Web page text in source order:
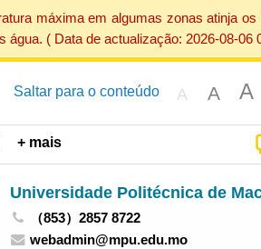
máxima em algumas zonas atinja os
( Data de actualização: 2026-08-06
Saltar para o conteúdo A A A
+ mais
Universidade Politécnica de
（853）2857 8722
webadmin@mpu.edu.mo